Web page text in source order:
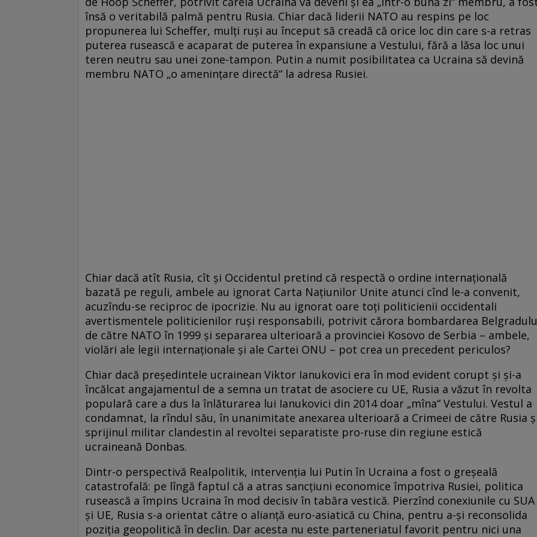
însă o veritabilă palmă pentru Rusia. Chiar dacă liderii NATO au respins pe loc
propunerea lui Scheffer, mulți ruși au început să creadă că orice loc din care s-a retras
puterea rusească e acaparat de puterea în expansiune a Vestului, fără a lăsa loc unui
teren neutru sau unei zone-tampon. Putin a numit posibilitatea ca Ucraina să devină
membru NATO „o amenințare directă“ la adresa Rusiei.
Chiar dacă atît Rusia, cît și Occidentul pretind că respectă o ordine in­ter­națională
bazată pe reguli, ambele au ignorat Carta Națiunilor Unite atunci cînd le-a convenit,
acuzîndu-se reciproc de ipocrizie. Nu au ignorat oare toți politicienii occidentali
avertismentele politicienilor ruși responsabili, potrivit cărora bombardarea
de către ­NATO în 1999 și separarea ulterioară a provinciei Kosovo de Serbia – ambele,
violări ale legii internaționale și ale Cartei ONU – pot crea un precedent periculos?
Chiar dacă președintele ucrainean Viktor Ianukovici era în mod evident corupt și și-a
încălcat angajamentul de a semna un tratat de asociere cu UE, Rusia a văzut în revolta
populară care a dus la înlăturarea lui Ianukovici din 2014 doar „mîna“ Vestului. Vestul a
condamnat, la rîndul său, în unanimitate anexarea ulterioară a Crimeei de către Rusia
sprijinul militar clandestin al revoltei separatiste pro-ruse din regiune estică
ucraineană Donbas.
Dintr-o perspectivă Realpolitik, intervenția lui Putin în Ucraina a fost o greșeală
catastrofală: pe lîngă faptul că a atras sancțiuni economice împotriva Rusiei, politica
rusească a împins Ucraina în mod decisiv în tabăra vestică. Pierzînd conexiunile cu SUA
și UE, Rusia s-a orientat către o alianță euro-asiatică cu China, pentru a-și reconsolida
poziția geopolitică în declin. Dar acesta nu este parteneriatul favorit pentru nici una